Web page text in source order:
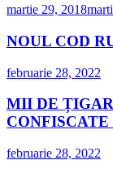
martie 29, 2018
NOUL COD
februarie 28, 2022
MII DE
februarie 28, 2022